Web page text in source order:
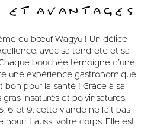
ET AVANTAGES
du bœuf Wagyu ! Un délice
avec sa tendreté et sa
bouchée témoigne d'une
une expérience gastronomique
bon pour la santé ! Grâce à sa
insaturés et polyinsaturés,
6 et 9, cette viande ne fait pas
nourrit aussi votre corps. Elle est